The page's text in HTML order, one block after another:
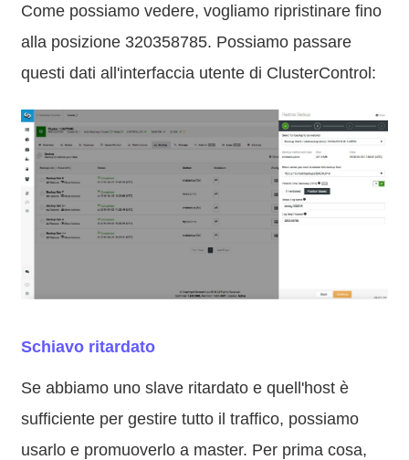
Come possiamo vedere, vogliamo ripristinare fino
alla posizione 320358785. Possiamo passare
questi dati all'interfaccia utente di ClusterControl:
Schiavo ritardato
Se abbiamo uno slave ritardato e quell'host è
sufficiente per gestire tutto il traffico, possiamo
usarlo e promuoverlo a master. Per prima cosa,